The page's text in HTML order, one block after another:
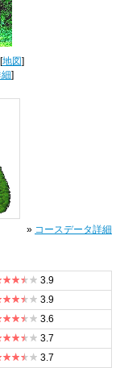
地図]
]
» コースデータ詳細
3.9
3.9
3.6
3.7
3.7